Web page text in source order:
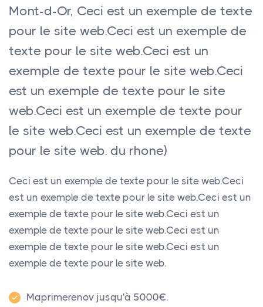
Mont-d-Or, Ceci est un exemple de texte
pour le site web.Ceci est un exemple de
texte pour le site web.Ceci est un
exemple de texte pour le site web.Ceci
est un exemple de texte pour le site
web.Ceci est un exemple de texte pour
le site web.Ceci est un exemple de texte
pour le site web. du rhone)
Ceci est un exemple de texte pour le site web.Ceci
est un exemple de texte pour le site web.Ceci est un
exemple de texte pour le site web.Ceci est un
exemple de texte pour le site web.Ceci est un
exemple de texte pour le site web.Ceci est un
exemple de texte pour le site web.
Maprimerenov jusqu'à 5000€.